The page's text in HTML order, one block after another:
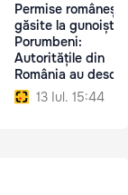
Permise românești,
găsite la
Porumbeni:
Autoritățile din
România au
anchetă13 Iul. 15:44